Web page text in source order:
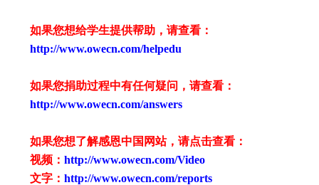
如果您想给学生提供帮助，请查看：
http://www.owecn.com/helpedu
如果您捐助过程中有任何疑问，请查看：
http://www.owecn.com/answers
如果您想了解感恩中国网站，请点击查看：
视频： http://www.owecn.com/Video
文字： http://www.owecn.com/reports